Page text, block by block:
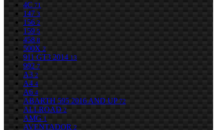
4C 71
147 3
156 2
159 5
458 8
500X 2
911 GT3 2014 13
992 7
A3 2
A4 4
A6 4
ABARTH 595 2016 AND UP 72
ALLROAD 2
AMG 1
AVENTADOR 2